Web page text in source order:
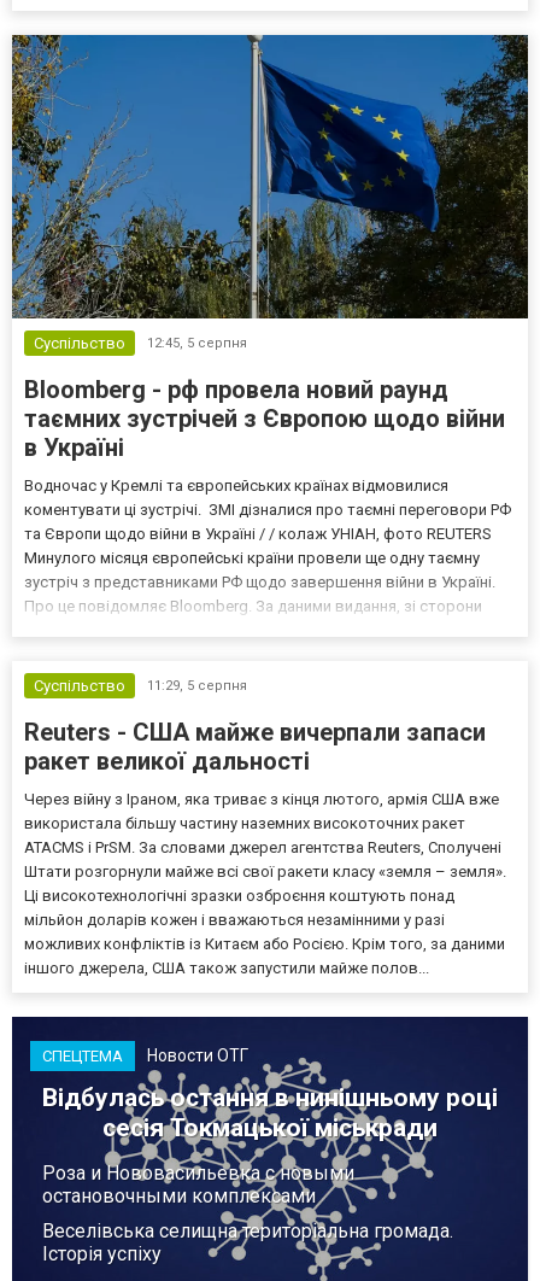
Суспільство 12:45, 5 серпня
Bloomberg - рф провела новий раунд
таємних зустрічей з Європою щодо війни
в Україні
Водночас у Кремлі та європейських країнах відмовилися
коментувати ці зустрічі. ЗМІ дізналися про таємні переговори РФ
та Європи щодо війни в Україні / / колаж УНІАН, фото REUTERS
Минулого місяця європейські країни провели ще одну таємну
зустріч з представниками РФ щодо завершення війни в Україні.
Про це повідомляє Bloomberg. За даними видання, зі сторони
Суспільство
11:29, 5 серпня
Reuters - США майже вичерпали запаси
ракет великої дальності
Через війну з Іраном, яка триває з кінця лютого, армія США вже
використала більшу частину наземних високоточних ракет
ATACMS і PrSM. За словами джерел агентства Reuters, Сполучені
Штати розгорнули майже всі свої ракети класу «земля – земля».
Ці високотехнологічні зразки озброєння коштують понад
мільйон доларів кожен і вважаються незамінними у разі
можливих конфліктів із Китаєм або Росією. Крім того, за даними
іншого джерела, США також запустили майже полов...
СПЕЦТЕМА Новости ОТГ
Відбулась остання в нинішньому році
сесія Токмацької міськради
Роза и Нововасильевка с новыми
остановочными комплексами
Веселівська селищна територіальна громада.
Історія успіху